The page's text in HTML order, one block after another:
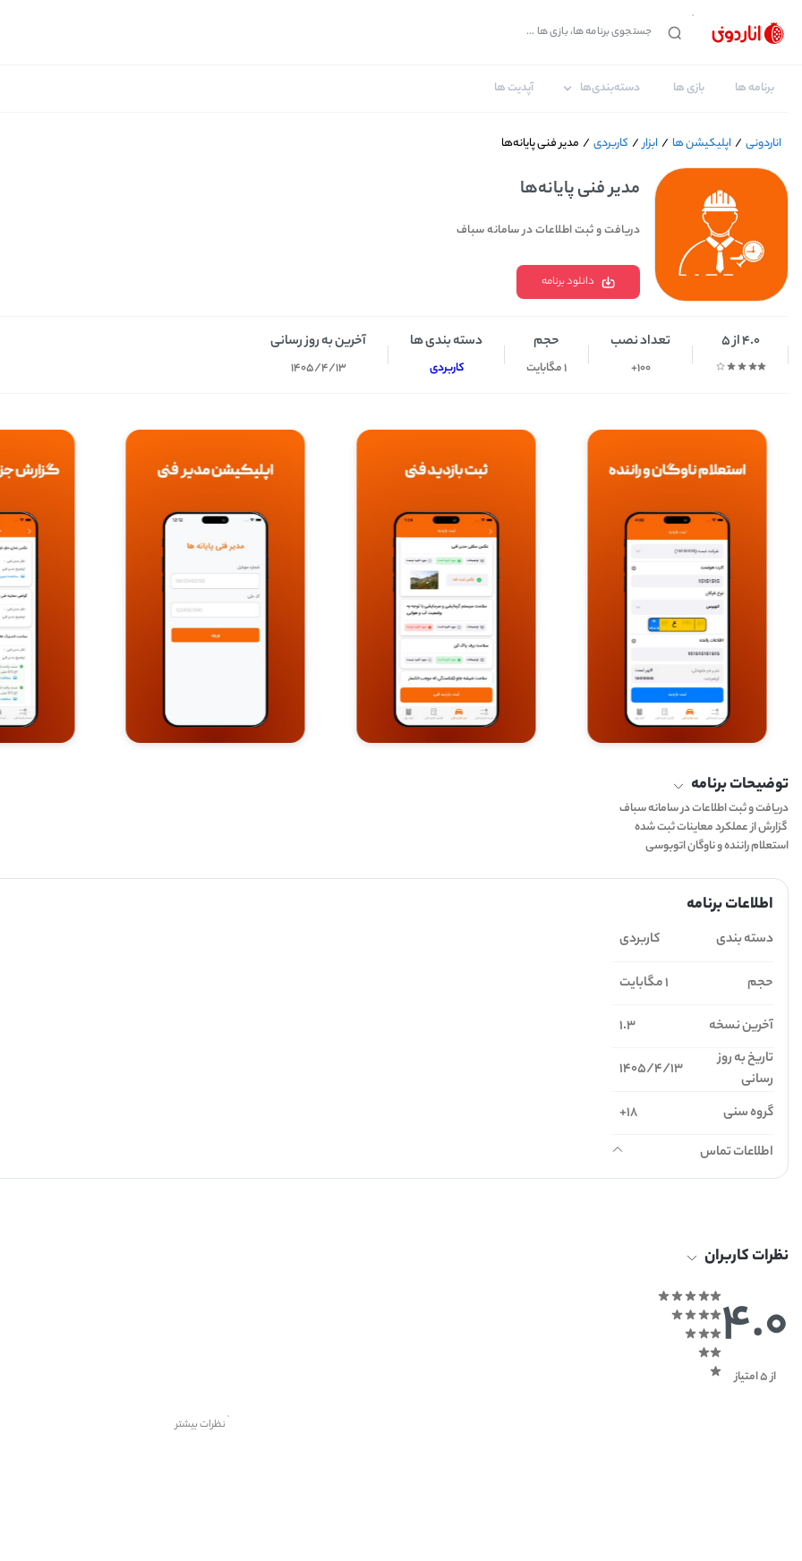
برنامه ها بازی ها دسته‌بندی‌ها آپدیت ها
اناردونی / اپلیکیشن ها / ابزار / کاربردی / مدیر فنی پایانه‌ها
مدیر فنی پایانه‌ها
دریافت و ثبت اطلاعات در سامانه سباف
دانلود برنامه
4.0 از 5 تعداد نصب
100+
حجم
1 مگابایت
دسته بندی ها
کاربردی
آخرین به روز رسانی
1405/4/13
توضیحات برنامه
دریافت و ثبت اطلاعات در سامانه سباف
گزارش از عملکرد معاینات ثبت شده
استعلام راننده و ناوگان اتوبوسی
اطلاعات برنامه
دسته بندی کاربردی
حجم
1 مگابایت
آخرین نسخه
1.3
تاریخ به روز
رسانی
1405/4/13
گروه سنی
18+
اطلاعات تماس
نظرات کاربران
4.0
از 5 امتیاز
نظرات بیشتر